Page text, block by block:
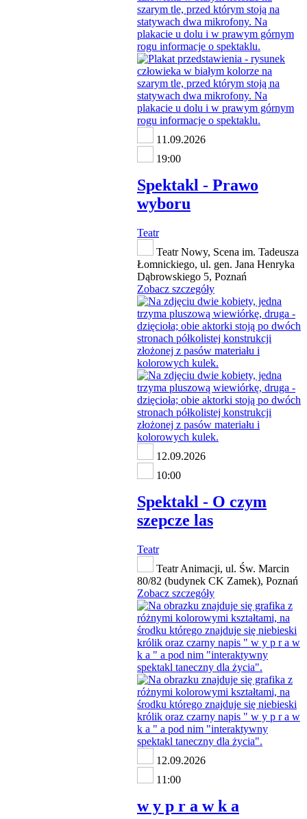
11.09.2026
19:00
Spektakl - Prawo
wyboru
Teatr
Teatr Nowy, Scena im. Tadeusza
Łomnickiego, ul. gen. Jana Henryka
Dąbrowskiego 5, Poznań
Zobacz szczegóły
12.09.2026
10:00
Spektakl - O czym
szepcze las
Teatr
Teatr Animacji, ul. Św. Marcin
80/82 (budynek CK Zamek), Poznań
Zobacz szczegóły
12.09.2026
11:00
w y p r a w k a